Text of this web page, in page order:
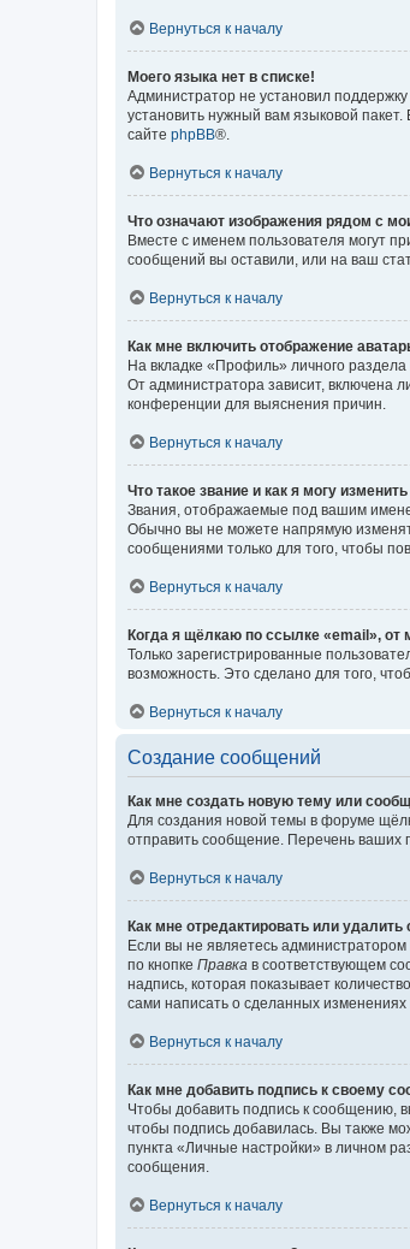
Вернуться к началу
Моего языка нет в списке!
Администратор не установил
установить нужный вам языковой
сайте phpBB®.
Вернуться к началу
Что означают изображения рядом с
Вместе с именем пользователя могут
сообщений вы оставили, или на ваш
Вернуться к началу
Как мне включить отображение
На вкладке «Профиль» личного
От администратора зависит, включена
конференции для выяснения причин.
Вернуться к началу
Что такое звание и как я могу изменить
Звания, отображаемые под вашим
Обычно вы не можете напрямую
сообщениями только для того, чтобы
Вернуться к началу
Когда я щёлкаю по ссылке «email», от
Только зарегистрированные
возможность. Это сделано для того,
Вернуться к началу
Создание сообщений
Как мне создать новую тему или
Для создания новой темы в форуме
отправить сообщение. Перечень ваших
Вернуться к началу
Как мне отредактировать или
Если вы не являетесь
по кнопке Правка в соответствующем
надпись, которая показывает
сами написать о сделанных
Вернуться к началу
Как мне добавить подпись к своему
Чтобы добавить подпись к сообщению,
чтобы подпись добавилась. Вы также
пункта «Личные настройки» в личном
сообщения.
Вернуться к началу